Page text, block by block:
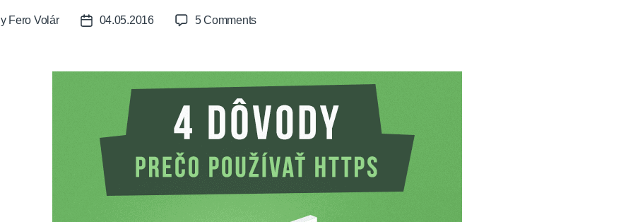
Fero Volár
Post04.05.2016 5 Commentson
prečo
používať
HTTPS
na
bežnom
webe